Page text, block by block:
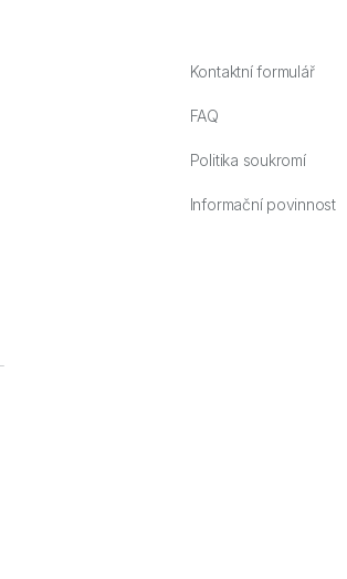
Kontaktní formulář
FAQ
Politika soukromí
Informační povinnost